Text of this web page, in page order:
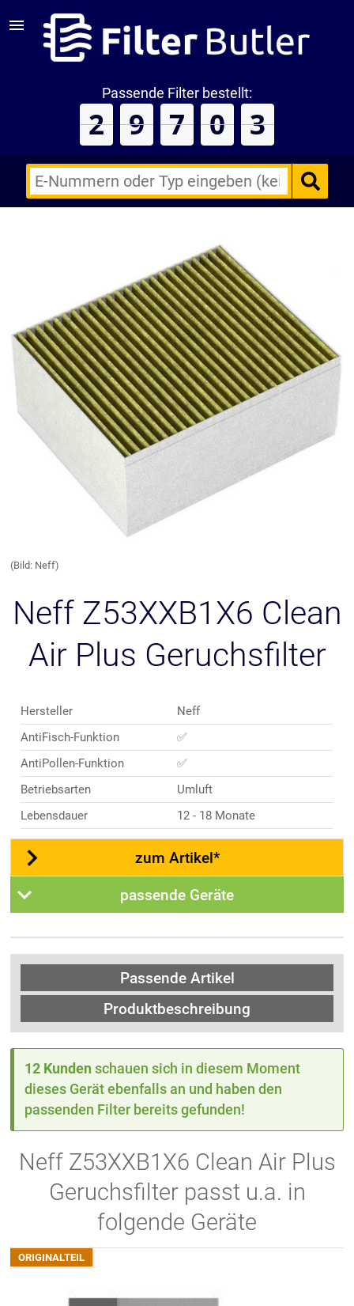
Passende Filter bestellt:
2 9 7 0 3
E-
(Bild: Neff)
Neff Z53XXB1X6 Clean
Air Plus Geruchsfilter
Hersteller
Neff
AntiFisch-Funktion
✅
AntiPollen-Funktion
✅
Betriebsarten
Umluft
Lebensdauer
12 - 18 Monate
zum Artikel*
passende Geräte
Passende Artikel
Produktbeschreibung
12 Kunden schauen sich in diesem Moment
dieses Gerät ebenfalls an und haben den
passenden Filter bereits gefunden!
Neff Z53XXB1X6 Clean Air Plus
Geruchsfilter passt u.a. in
folgende Geräte